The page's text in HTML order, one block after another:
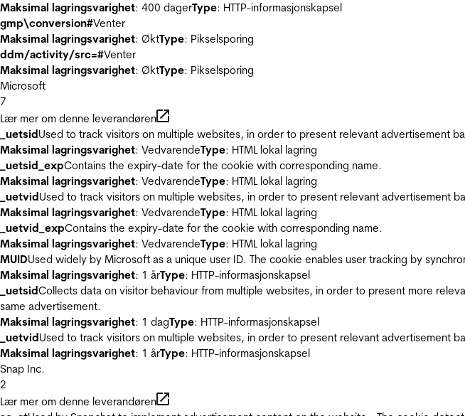
Maksimal lagringsvarighet: 400 dagerType: HTTP-informasjonskapsel
gmp\conversion#Venter
Maksimal lagringsvarighet: ØktType: Pikselsporing
ddm/activity/src=#Venter
Maksimal lagringsvarighet: ØktType: Pikselsporing
Microsoft
7
Lær mer om denne leverandøren
_uetsidUsed to track visitors on multiple websites, in order to present relevant advertisement
Maksimal lagringsvarighet: VedvarendeType: HTML lokal lagring
_uetsid_expContains the expiry-date for the cookie with corresponding name.
Maksimal lagringsvarighet: VedvarendeType: HTML lokal lagring
_uetvidUsed to track visitors on multiple websites, in order to present relevant advertisement
Maksimal lagringsvarighet: VedvarendeType: HTML lokal lagring
_uetvid_expContains the expiry-date for the cookie with corresponding name.
Maksimal lagringsvarighet: VedvarendeType: HTML lokal lagring
MUIDUsed widely by Microsoft as a unique user ID. The cookie enables user tracking by
Maksimal lagringsvarighet: 1 årType: HTTP-informasjonskapsel
_uetsidCollects data on visitor behaviour from multiple websites, in order to present more
same advertisement.
Maksimal lagringsvarighet: 1 dagType: HTTP-informasjonskapsel
_uetvidUsed to track visitors on multiple websites, in order to present relevant advertisement
Maksimal lagringsvarighet: 1 årType: HTTP-informasjonskapsel
Snap Inc.
2
Lær mer om denne leverandøren